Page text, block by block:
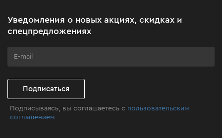
Клуб мастерства
Уведомления о новых акциях, скидках и
спецпредложениях
Подписаться
Подписываясь, вы соглашаетесь с пользовательским
соглашением